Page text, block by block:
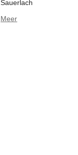
Sauerlach
Meer